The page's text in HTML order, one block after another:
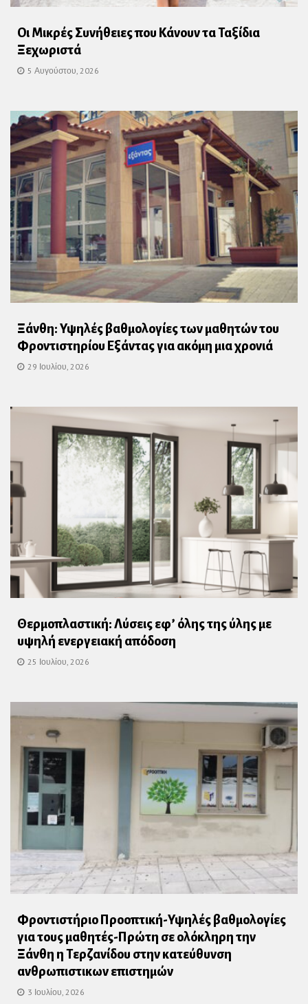
Οι Μικρές Συνήθειες που Κάνουν τα Ταξίδια
Ξεχωριστά
5 Αυγούστου, 2026
Ξάνθη: Υψηλές βαθμολογίες των μαθητών του
Φροντιστηρίου Εξάντας για ακόμη μια χρονιά
29 Ιουλίου, 2026
Θερμοπλαστική: Λύσεις εφ’ όλης της ύλης με
υψηλή ενεργειακή απόδοση
25 Ιουλίου, 2026
Φροντιστήριο Προοπτική-Υψηλές βαθμολογίες
για τους μαθητές-Πρώτη σε ολόκληρη την
Ξάνθη η Τερζανίδου στην κατεύθυνση
ανθρωπιστικων επιστημών
3 Ιουλίου, 2026